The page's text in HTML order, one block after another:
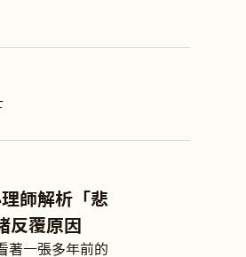
師解析「悲
反覆原因
著一張多年前的